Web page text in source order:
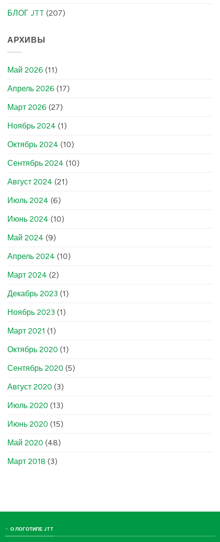
БЛОГ JTT (207)
АРХИВЫ
Май 2026 (11)
Апрель 2026 (17)
Март 2026 (27)
Ноябрь 2024 (1)
Октябрь 2024 (10)
Сентябрь 2024 (10)
Август 2024 (21)
Июль 2024 (6)
Июнь 2024 (10)
Май 2024 (9)
Апрель 2024 (10)
Март 2024 (2)
Декабрь 2023 (1)
Ноябрь 2023 (1)
Март 2021 (1)
Октябрь 2020 (1)
Сентябрь 2020 (5)
Август 2020 (3)
Июль 2020 (13)
Июнь 2020 (15)
Май 2020 (48)
Март 2018 (3)
О ЛОГОТИПЕ JTT